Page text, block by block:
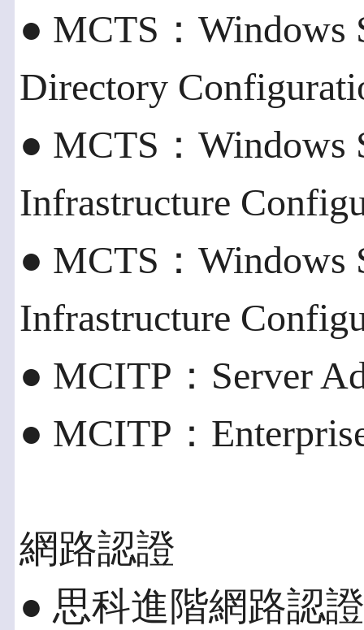
● MCTS：Windows
Directory
● MCTS：Windows
Infrastructure
● MCTS：Windows
Infrastructure
● MCITP：Server
● MCITP：
網路認證
● 思科進階網路認